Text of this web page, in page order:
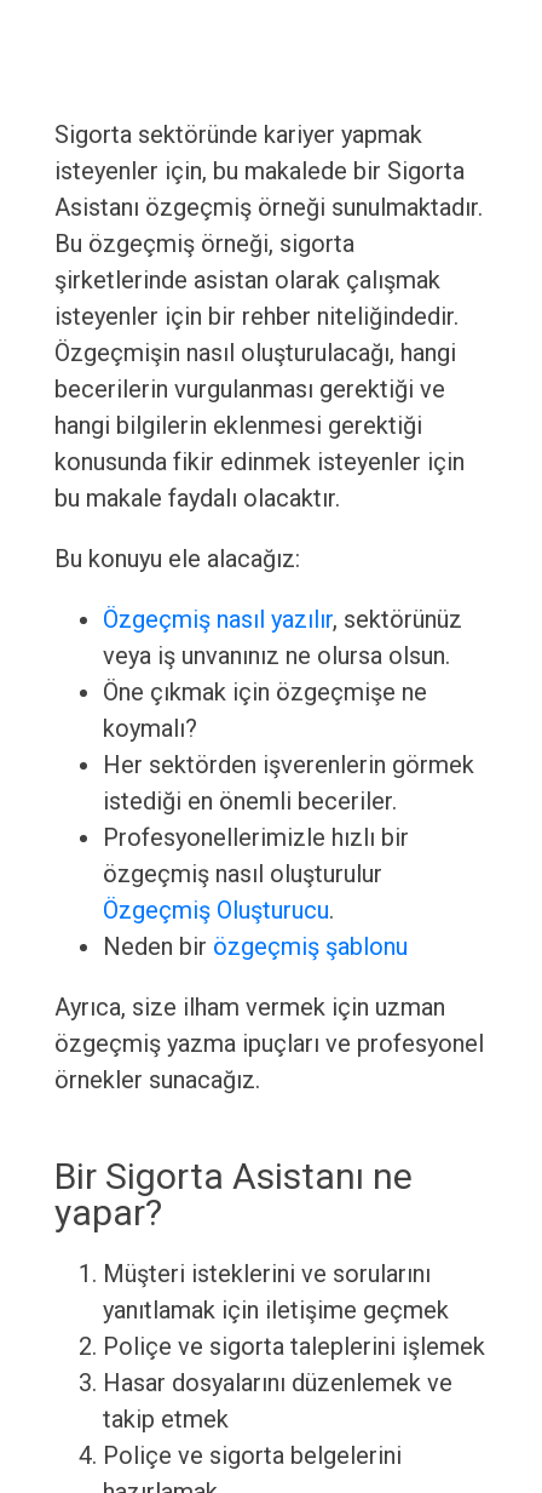
Sigorta sektöründe kariyer yapmak
isteyenler için, bu makalede bir Sigorta
Asistanı özgeçmiş örneği sunulmaktadır.
Bu özgeçmiş örneği, sigorta
şirketlerinde asistan olarak çalışmak
isteyenler için bir rehber niteliğindedir.
Özgeçmişin nasıl oluşturulacağı, hangi
becerilerin vurgulanması gerektiği ve
hangi bilgilerin eklenmesi gerektiği
konusunda fikir edinmek isteyenler için
bu makale faydalı olacaktır.
Bu konuyu ele alacağız:
Özgeçmiş nasıl yazılır, sektörünüz
veya iş unvanınız ne olursa olsun.
Öne çıkmak için özgeçmişe ne
koymalı?
Her sektörden işverenlerin görmek
istediği en önemli beceriler.
Profesyonellerimizle hızlı bir
özgeçmiş nasıl oluşturulur
Özgeçmiş Oluşturucu.
Neden bir özgeçmiş şablonu
Ayrıca, size ilham vermek için uzman
özgeçmiş yazma ipuçları ve profesyonel
örnekler sunacağız.
Bir Sigorta Asistanı ne
yapar?
Müşteri isteklerini ve sorularını
yanıtlamak için iletişime geçmek
Poliçe ve sigorta taleplerini işlemek
Hasar dosyalarını düzenlemek ve
takip etmek
Poliçe ve sigorta belgelerini